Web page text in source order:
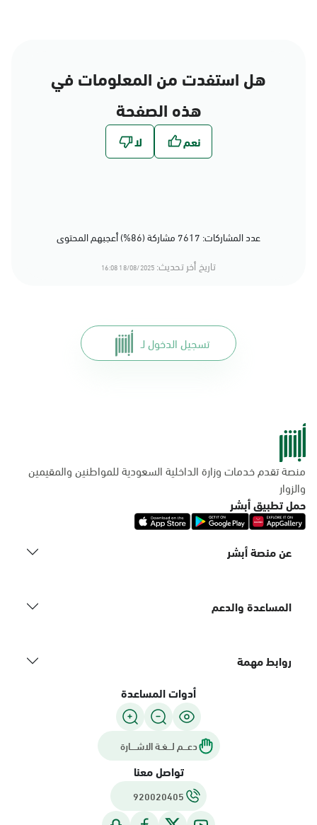
هل استفدت من المعلومات في
هذه الصفحة
عدد المشاركات: 7617 مشاركة (86%) أعجبهم المحتوى
تاريخ أخر تحديث: 18/08/2025 16:08
تسجيل الدخول لـ
منصة تقدم خدمات وزارة الداخلية السعودية للمواطنين والمقيمين
والزوار
حمل تطبيق أبشر
عن منصة أبشر
المساعدة والدعم
روابط مهمة
أدوات المساعدة
دعـــم لـــغـة الاشــــارة
تواصل معنا
920020405